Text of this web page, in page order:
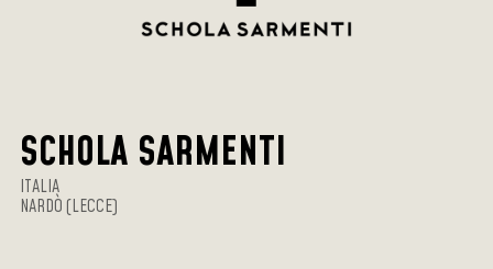
SCHOLA SARMENTI
ITALIA
NARDÒ (LECCE)